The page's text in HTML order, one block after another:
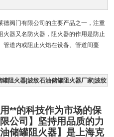
德阀门有限公司的主要产品之一，注重
火器又名防火器，阻火器的作用是防止
管道内或阻止火焰在设备、管道间蔓
阻火器|波纹石油储罐阻火器厂家|波纹
**的科技作为市场的保
公司】坚持用品质的力
储罐阻火器】是上海克